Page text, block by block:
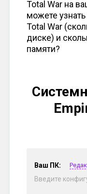
Total War на
можете
Total War
диске) и
памяти?
Ваш ПК:
Введите